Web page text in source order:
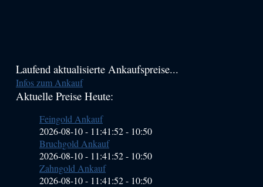
Haupt-
Sidebar
Laufend aktualisierte Ankaufspreise...
Infos zum Ankauf
Aktuelle Preise Heute:
Feingold Ankauf
2026-08-10 - 11:41:52- 10:50
Bruchgold Ankauf
2026-08-10 - 11:41:52- 10:50
Zahngold Ankauf
2026-08-10 - 11:41:52- 10:50